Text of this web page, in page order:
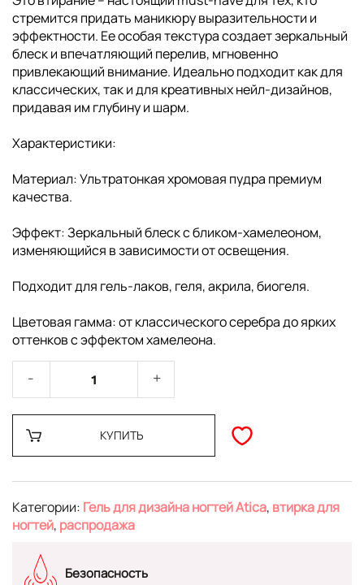
стремится придать маникюру выразительности и
эффектности. Ее особая текстура создает зеркальный
блеск и впечатляющий перелив, мгновенно
привлекающий внимание. Идеально подходит как для
классических, так и для креативных нейл-дизайнов,
придавая им глубину и шарм.
Характеристики:
Материал: Ультратонкая хромовая пудра премиум
качества.
Эффект: Зеркальный блеск с бликом-хамелеоном,
изменяющийся в зависимости от освещения.
Подходит для гель-лаков, геля, акрила, биогеля.
Цветовая гамма: от классического серебра до ярких
оттенков с эффектом хамелеона.
КУПИТЬ
Категории: Гель для дизайна ногтей Atica, втирка для
ногтей, распродажа
Безопасность